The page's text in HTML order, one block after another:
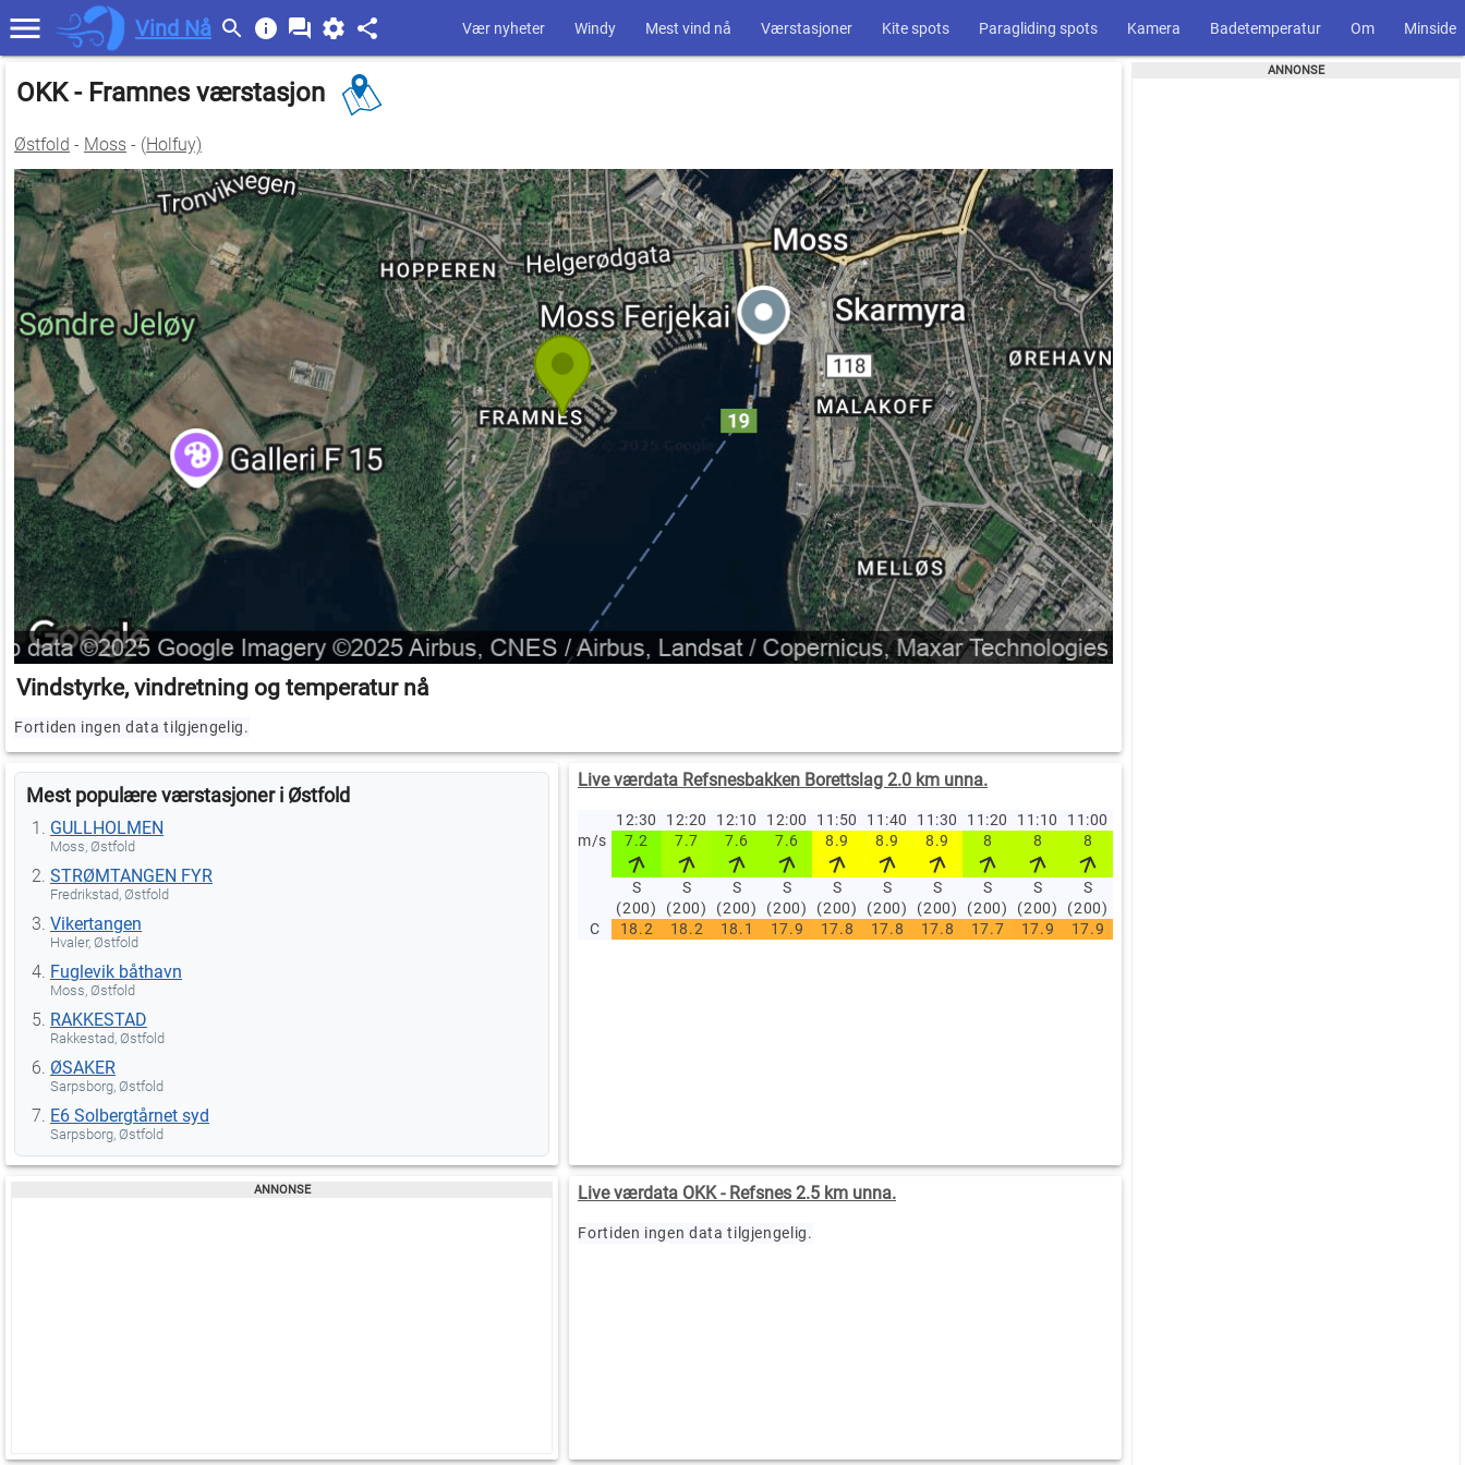
Vind Nå Vær nyheter Windy Mest vind nå Værstasjoner Kite spots Paragliding spots Kamera Badetemperatur Om Minside
OKK - Framnes værstasjon
Østfold - Moss - (Holfuy)
Vindstyrke, vindretning og temperatur nå
Fortiden ingen data tilgjengelig.
Mest populære værstasjoner i Østfold
GULLHOLMEN
Moss, Østfold
STRØMTANGEN FYR
Fredrikstad, Østfold
Vikertangen
Hvaler, Østfold
Fuglevik båthavn
Moss, Østfold
RAKKESTAD
Rakkestad, Østfold
ØSAKER
Sarpsborg, Østfold
E6 Solbergtårnet syd
Sarpsborg, Østfold
Live værdata Refsnesbakken Borettslag 2.0 km unna.
12:30 12:20 12:10 12:00 11:50 11:40 11:30 11:20 11:10 11:00
m/s
7.2 7.7 7.6 7.6 8.9 8.9 8.9 8 8 8
S
(200)
S
(200)
S
(200)
S
(200)
S
(200)
S
(200)
S
(200)
S
(200)
S
(200)
S
(200)
C
18.2 18.2 18.1 17.9 17.8 17.8 17.8 17.7 17.9 17.9
Live værdata OKK - Refsnes 2.5 km unna.
Fortiden ingen data tilgjengelig.